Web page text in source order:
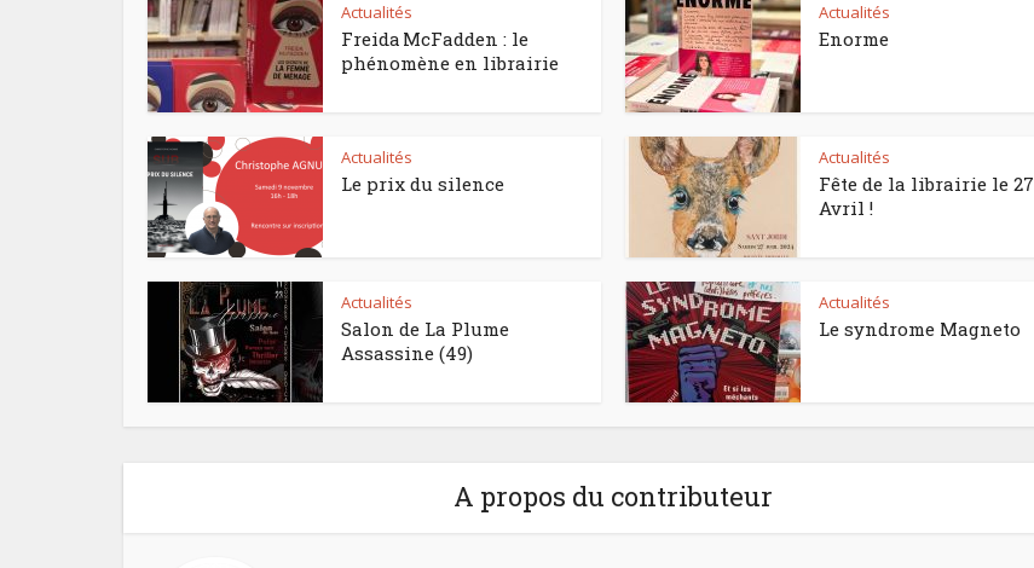
Actualités
Freida McFadden : le
phénomène en librairie
Actualités
Enorme
Actualités
Le prix du silence
Actualités
Fête de la librairie le 27
Avril !
Actualités
Salon de La Plume
Assassine (49)
Actualités
Le syndrome Magneto
A propos du contributeur